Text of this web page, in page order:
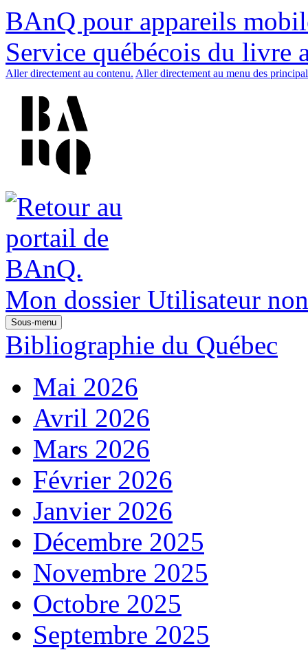
BAnQ pour appareils
Service québécois du livre
Aller directement au contenu. Aller directement au menu des
Mon dossier Utilisateur
Sous-menu
Bibliographie du Québec
Mai 2026
Avril 2026
Mars 2026
Février 2026
Janvier 2026
Décembre 2025
Novembre 2025
Octobre 2025
Septembre 2025